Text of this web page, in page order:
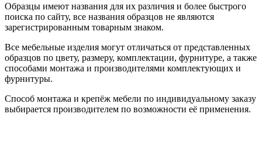
Образцы имеют названия для их различия и более быстрого
поиска по сайту, все названия образцов не являются
зарегистрированным товарным знаком.
Все мебельные изделия могут отличаться от представленных
образцов по цвету, размеру, комплектации, фурнитуре, а также
способами монтажа и производителями комплектующих и
фурнитуры.
Способ монтажа и крепёж мебели по индивидуальному заказу
выбирается производителем по возможности её применения.